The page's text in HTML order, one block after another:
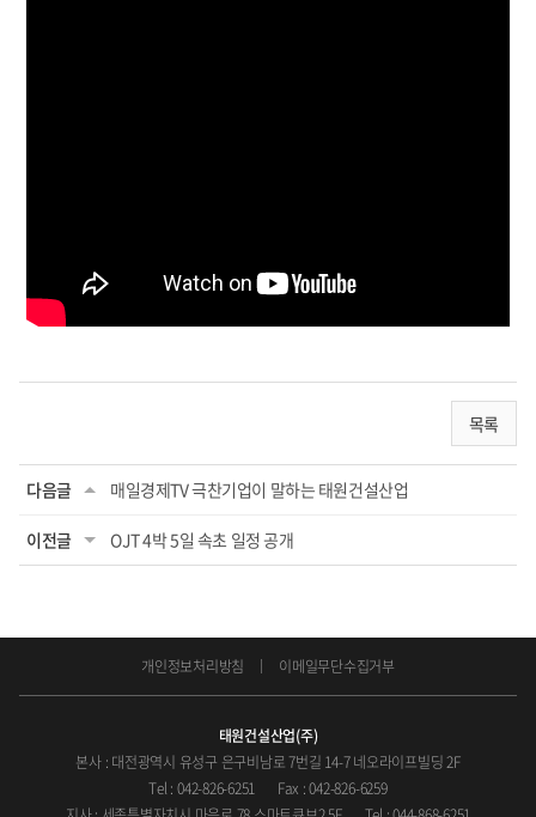
목록
다음글 매일경제TV 극찬기업이 말하는 태원건설산업
이전글 OJT 4박 5일 속초 일정 공개
개인정보처리방침 이메일무단수집거부
태원건설산업(주)
본사 : 대전광역시 유성구 은구비남로 7번길 14-7 네오라이프빌딩 2F
Tel : 042-826-6251
Fax : 042-826-6259